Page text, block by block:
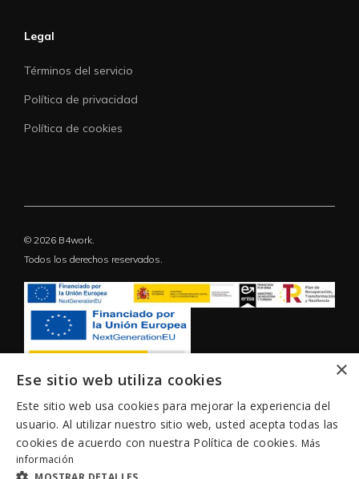
Legal
Términos del servicio
Política de privacidad
Política de cookies
© 2026 B4work.
Todos los derechos reservados.
×
Ese sitio web utiliza cookies
Este sitio web usa cookies para mejorar la experiencia del
usuario. Al utilizar nuestro sitio web, usted acepta todas las
cookies de acuerdo con nuestra Política de cookies. Más
información